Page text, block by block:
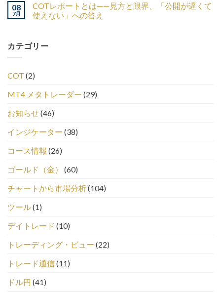
08
7月
COTレポートとは——見方と限界、「公開が遅くて
使えない」への答え
カテゴリー
COT (2)
MT4 メタトレーダー (29)
お知らせ(46)
インジケーター (38)
コース情報 (26)
ゴールド（金）
(60)
チャートから市場分析(104)
ツール(1)
デイトレード (10)
トレーディング・ビュー (22)
トレード通信(11)
ドル円 (41)